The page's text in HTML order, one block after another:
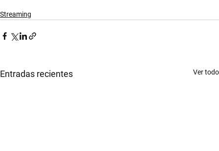
Streaming
Entradas recientes Ver todo